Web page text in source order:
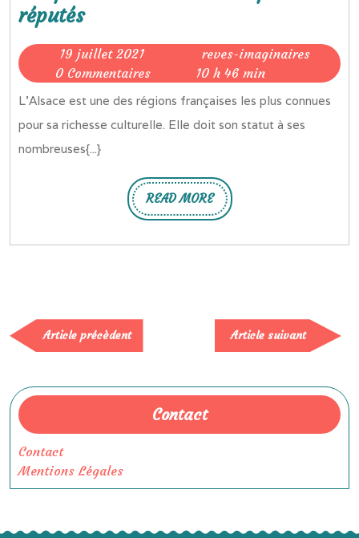
réputésLes
produits
alsaciens
les
plus
réputés
19 juillet 202119
juillet
reves-imaginairesreves-
0 Commentaires 10 h 46 min
L’Alsace est une des régions françaises les plus connues
pour sa richesse culturelle. Elle doit son statut à ses
nombreuses{...}
READ MORE
READ
MORE
Article précèdentArticle
précèdent
Article suivant
Article
Contact
Contact
Mentions Légales